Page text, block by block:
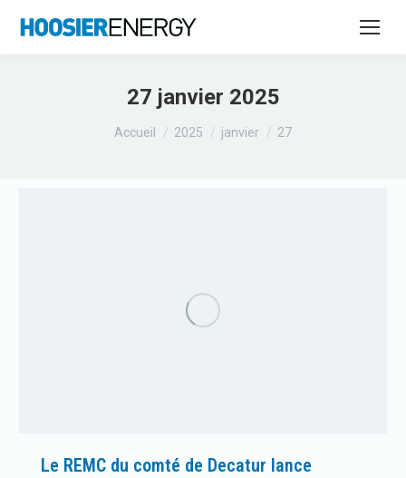
27 janvier 2025
Vous êtes ici :
Accueil 2025 janvier 27
Le REMC du comté de Decatur lance